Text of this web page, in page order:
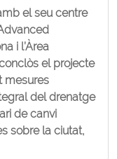
el seu centre
i l’Àrea
el projecte
mesures
del drenatge
de canvi
sobre la ciutat,